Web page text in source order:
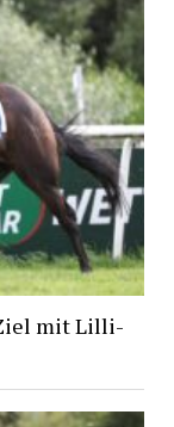
mit Lilli-